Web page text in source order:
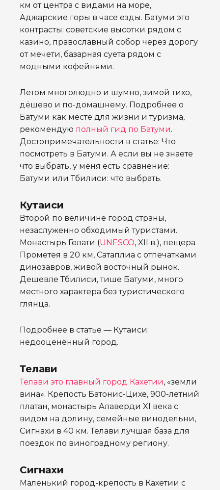
км от центра с видами на море,
Аджарские горы в часе езды. Батуми это
контрасты: советские высотки рядом с
казино, православный собор через дорогу
от мечети, базарная суета рядом с
модными кофейнями.
Летом многолюдно и шумно, зимой тихо,
дёшево и по-домашнему. Подробнее о
Батуми как месте для жизни и туризма,
рекомендую полный гид по Батуми.
Достопримечательности в статье: Что
посмотреть в Батуми. А если вы не знаете
что выбрать, у меня есть сравнение:
Батуми или Тбилиси: что выбрать.
Кутаиси
Второй по величине город страны,
незаслуженно обходимый туристами.
Монастырь Гелати (UNESCO, XII в.), пещера
Прометея в 20 км, Сатаплиа с отпечатками
динозавров, живой восточный рынок.
Дешевле Тбилиси, тише Батуми, много
местного характера без туристического
глянца.
Подробнее в статье — Кутаиси:
недооценённый город.
Телави
Телави это главный город Кахетии, «земли
вина». Крепость Батонис-Цихе, 900-летний
платан, монастырь Алаверди XI века с
видом на долину, семейные винодельни,
Сигнахи в 40 км. Телави лучшая база для
поездок по виноградному региону.
Сигнахи
Маленький город-крепость в Кахетии с